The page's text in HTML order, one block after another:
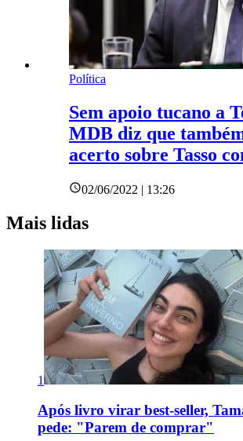
Política
Sem apoio tucano a
MDB diz que
acerto sobre Tasso
02/06/2022 | 13:26
Mais lidas
1
Após livro virar best-seller,
pede: "Parem de comprar"